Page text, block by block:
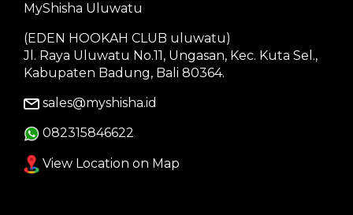
MyShisha Uluwatu
(EDEN HOOKAH CLUB uluwatu)
Jl. Raya Uluwatu No.11, Ungasan, Kec. Kuta Sel.,
Kabupaten Badung, Bali 80364.
sales@myshisha.id
082315846622
View Location on Map